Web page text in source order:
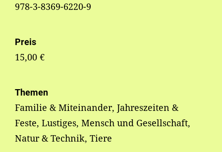
978-3-8369-6220-9
Preis
15,00 €
Themen
Familie & Miteinander, Jahreszeiten &
Feste, Lustiges, Mensch und Gesellschaft,
Natur & Technik, Tiere